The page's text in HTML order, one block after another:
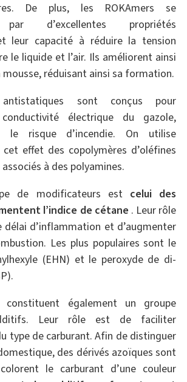
De plus, les ROKAmers se
par d’excellentes propriétés
leur capacité à réduire la tension
le liquide et l’air. Ils améliorent ainsi
mousse, réduisant ainsi sa formation.
sont conçus pour
électrique du gazole,
le risque d’incendie. On utilise
effet des copolymères d’oléfines
à des polyamines.
de modificateurs est celui des
l’indice de cétane . Leur rôle
délai d’inflammation et d’augmenter
Les plus populaires sont le
(EHN) et le peroxyde de di-
constituent également un groupe
Leur rôle est de faciliter
type de carburant. Afin de distinguer
des dérivés azoïques sont
le carburant d’une couleur